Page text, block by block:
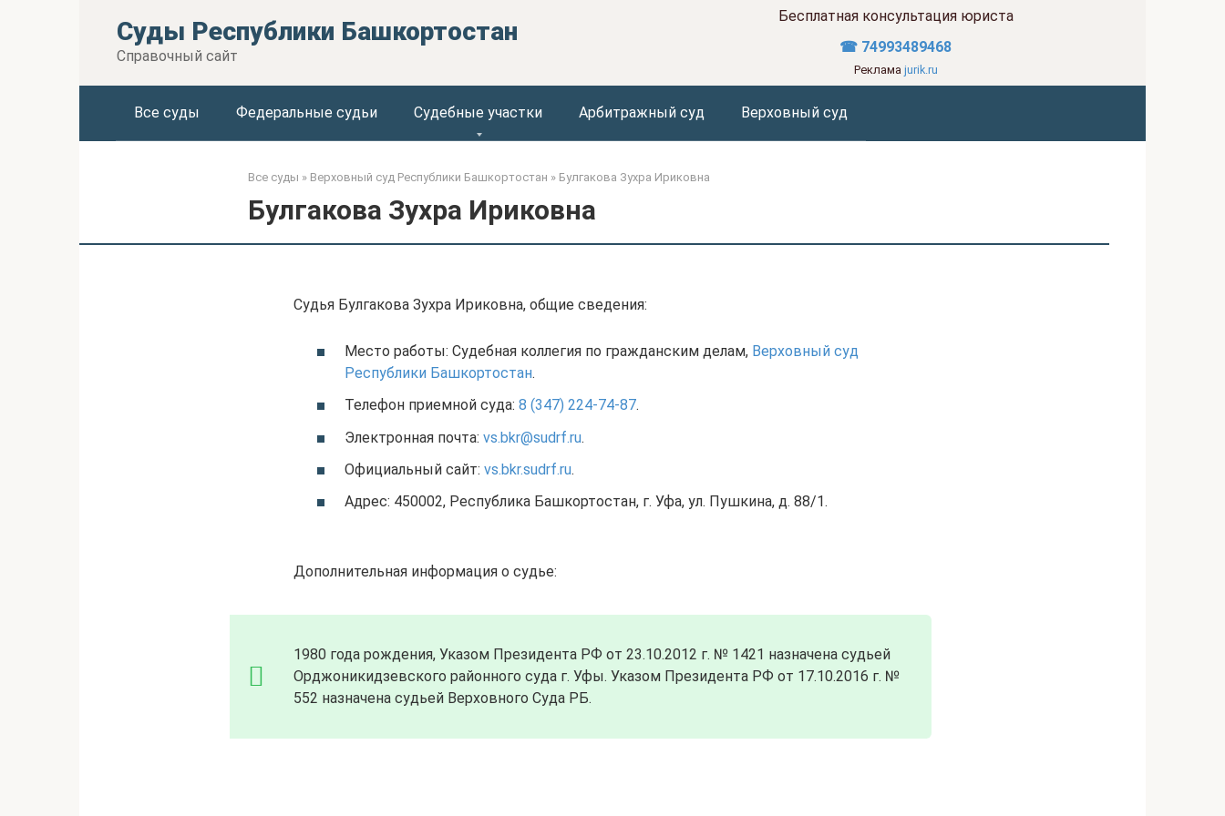
Суды Республики Башкортостан
Справочный сайт
Бесплатная консультация юриста
☎ 74993489468
Реклама jurik.ru
Все суды Федеральные судьи Судебные участки Арбитражный суд Верховный суд
Все суды » Верховный суд Республики Башкортостан » Булгакова Зухра Ириковна
Булгакова Зухра Ириковна
Судья Булгакова Зухра Ириковна, общие сведения:
Место работы: Судебная коллегия по гражданским делам, Верховный суд
Республики Башкортостан.
Телефон приемной суда: 8 (347) 224-74-87.
Электронная почта: vs.bkr@sudrf.ru.
Официальный сайт: vs.bkr.sudrf.ru.
Адрес: 450002, Республика Башкортостан, г. Уфа, ул. Пушкина, д. 88/1.
Дополнительная информация о судье:
1980 года рождения, Указом Президента РФ от 23.10.2012 г. № 1421 назначена судьей
Орджоникидзевского районного суда г. Уфы. Указом Президента РФ от 17.10.2016 г. №
552 назначена судьей Верховного Суда РБ.